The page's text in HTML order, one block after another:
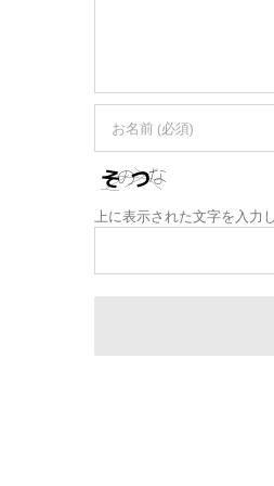
上に表示された文字を入力